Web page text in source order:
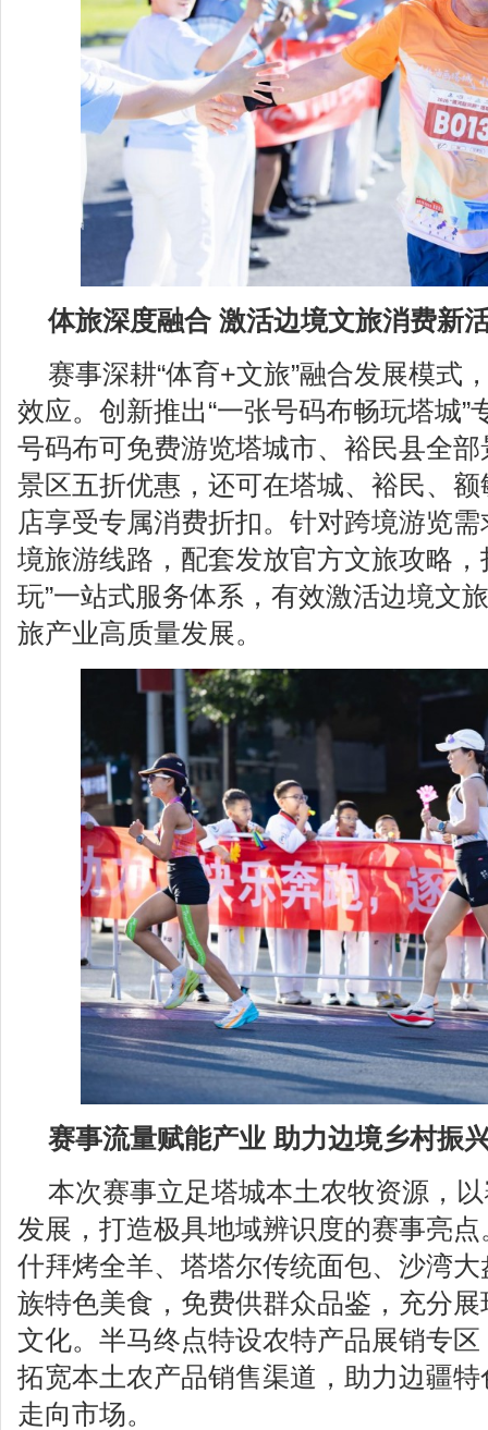
体旅深度融合 激活边境文旅消费新
赛事深耕“体育+文旅”融合发展模式
效应。创新推出“一张号码布畅玩塔城”
号码布可免费游览塔城市、裕民县全
景区五折优惠，还可在塔城、裕民、
店享受专属消费折扣。针对跨境游览
境旅游线路，配套发放官方文旅攻略
玩”一站式服务体系，有效激活边境文
旅产业高质量发展。
赛事流量赋能产业 助力边境乡村振
本次赛事立足塔城本土农牧资源，
发展，打造极具地域辨识度的赛事亮
什拜烤全羊、塔塔尔传统面包、沙湾
族特色美食，免费供群众品鉴，充分
文化。半马终点特设农特产品展销专
拓宽本土农产品销售渠道，助力边疆
走向市场。